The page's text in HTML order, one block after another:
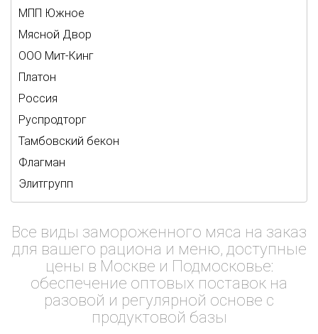
МПП Южное
Мясной Двор
ООО Мит-Кинг
Платон
Россия
Руспродторг
Тамбовский бекон
Флагман
Элитгрупп
Все виды замороженного мяса на заказ
для вашего рациона и меню, доступные
цены в Москве и Подмосковье:
обеспечение оптовых поставок на
разовой и регулярной основе с
продуктовой базы